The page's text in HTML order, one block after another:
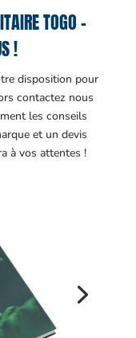
TOGO –
!
disposition pour
contactez nous
les conseils
et un devis
à vos attentes !